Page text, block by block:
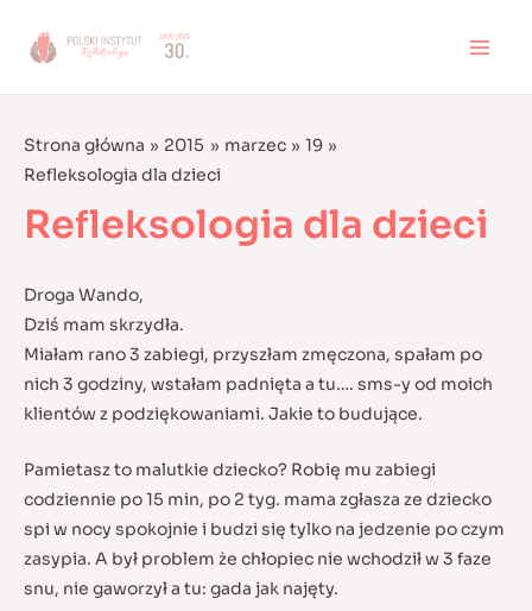
Strona główna 2015 marzec
19
Refleksologia dla dzieci
Refleksologia dla dzieci
Droga Wando,
Dziś mam skrzydła.
Miałam rano 3 zabiegi, przyszłam zmęczona, spałam po
nich 3 godziny, wstałam padnięta a tu…. sms-y od moich
klientów z podziękowaniami. Jakie to budujące.
Pamietasz to malutkie dziecko? Robię mu zabiegi
codziennie po 15 min, po 2 tyg. mama zgłasza ze dziecko
spi w nocy spokojnie i budzi się tylko na jedzenie po czym
zasypia. A był problem że chłopiec nie wchodził w 3 faze
snu, nie gaworzył a tu: gada jak najęty.